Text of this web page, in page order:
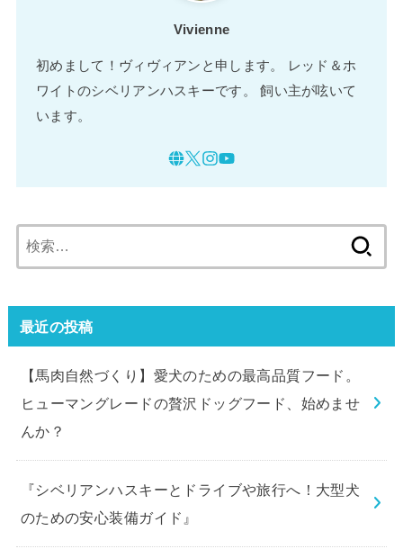
Vivienne
初めまして！ヴィヴィアンと申します。 レッド＆ホ
ワイトのシベリアンハスキーです。 飼い主が呟いて
います。
索:
最近の投稿
【馬肉自然づくり】愛犬のための最高品質フード。
ヒューマングレードの贅沢ドッグフード、始めませ
んか？
『シベリアンハスキーとドライブや旅行へ！大型犬
のための安心装備ガイド』